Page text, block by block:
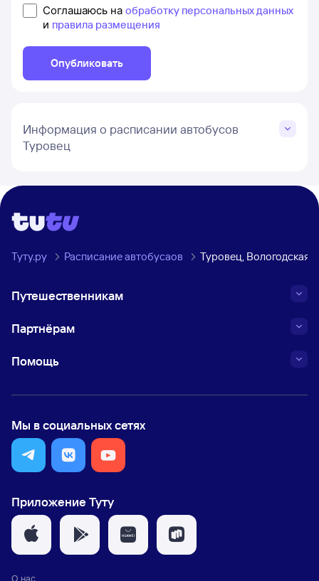
Соглашаюсь на обработку персональных данных
и правила размещения
Опубликовать
Информация о расписании автобусов
Туровец
Туту.ру Расписание автобусаов Туровец, Вологодская
Путешественникам
Партнёрам
Помощь
Мы в социальных сетях
Приложение Туту
О нас